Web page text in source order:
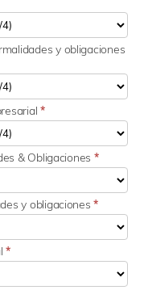
y obligaciones
*
& Obligaciones *
y obligaciones*
*